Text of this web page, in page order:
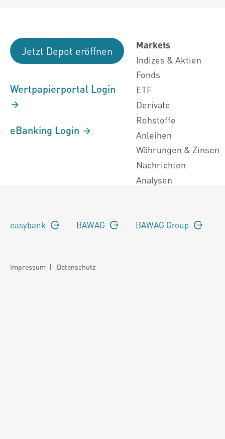
Jetzt Depot eröffnen
Wertpapierportal Login
eBanking Login
Markets
Indizes & Aktien
Fonds
ETF
Derivate
Rohstoffe
Anleihen
Währungen & Zinsen
Nachrichten
Analysen
easybank BAWAG BAWAG Group
Impressum | Datenschutz